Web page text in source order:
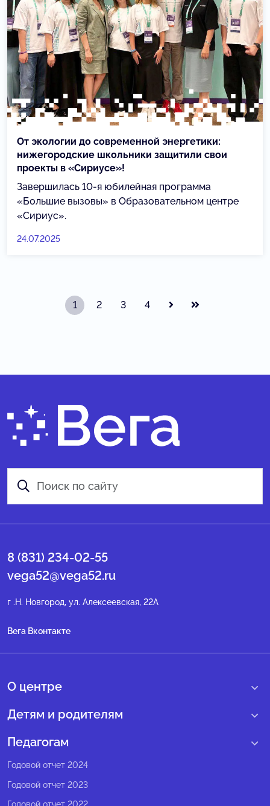
От экологии до современной энергетики:
нижегородские школьники защитили свои
проекты в «Сириусе»!
Завершилась 10-я юбилейная программа
«Большие вызовы» в Образовательном центре
«Сириус».
24.07.2025
1 2 3 4
8 (831) 234-02-55
vega52@vega52.ru
г .Н. Новгород, ул. Алексеевская, 22А
Вега Вконтакте
О центре
О нас
Структура регионального центра
Педагогический состав
Попечительский совет
Детям и родителям
Учебные интенсивные сборы
Педагогам
Программы Веги
Программы Сириус
Годовой отчет 2024
Годовой отчет 2023